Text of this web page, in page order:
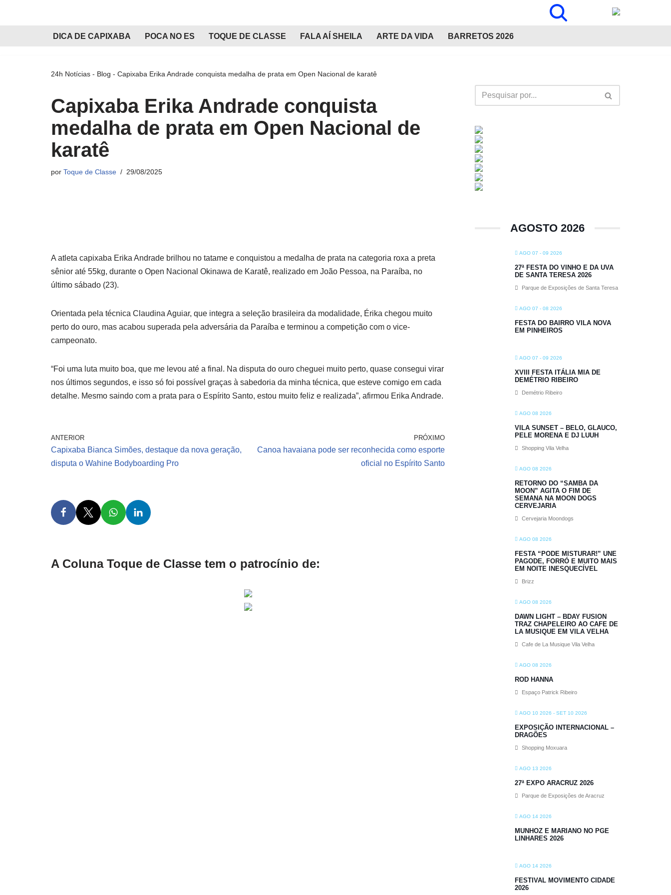
DICA DE CAPIXABA POCA NO ES TOQUE DE CLASSE FALA AÍ SHEILA ARTE DA VIDA BARRETOS 2026
24h Notícias - Blog - Capixaba Erika Andrade conquista medalha de prata em Open Nacional de karatê
Capixaba Erika Andrade conquista
medalha de prata em Open Nacional de
karatê
por Toque de Classe 29/08/2025
A atleta capixaba Erika Andrade brilhou no tatame e conquistou a medalha de prata na categoria roxa a preta
sênior até 55kg, durante o Open Nacional Okinawa de Karatê, realizado em João Pessoa, na Paraíba, no
último sábado (23).
Orientada pela técnica Claudina Aguiar, que integra a seleção brasileira da modalidade, Érika chegou muito
perto do ouro, mas acabou superada pela adversária da Paraíba e terminou a competição com o vice-
campeonato.
“Foi uma luta muito boa, que me levou até a final. Na disputa do ouro cheguei muito perto, quase consegui virar
nos últimos segundos, e isso só foi possível graças à sabedoria da minha técnica, que esteve comigo em cada
detalhe. Mesmo saindo com a prata para o Espírito Santo, estou muito feliz e realizada”, afirmou Erika Andrade.
ANTERIOR
Capixaba Bianca Simões, destaque da nova geração,
disputa o Wahine Bodyboarding Pro
PRÓXIMO
Canoa havaiana pode ser reconhecida como esporte
oficial no Espírito Santo
A Coluna Toque de Classe tem o patrocínio de:
AGOSTO 2026
AGO 07 - 09 2026
27ª FESTA DO VINHO E DA UVA
DE SANTA TERESA 2026
Parque de Exposições de Santa Teresa
AGO 07 - 08 2026
FESTA DO BAIRRO VILA NOVA
EM PINHEIROS
AGO 07 - 09 2026
XVIII FESTA ITÁLIA MIA DE
DEMÉTRIO RIBEIRO
Demétrio Ribeiro
AGO 08 2026
VILA SUNSET – BELO, GLAUCO,
PELE MORENA E DJ LUUH
Shopping Vila Velha
AGO 08 2026
RETORNO DO “SAMBA DA
MOON” AGITA O FIM DE
SEMANA NA MOON DOGS
CERVEJARIA
Cervejaria Moondogs
AGO 08 2026
FESTA “PODE MISTURAR!” UNE
PAGODE, FORRÓ E MUITO MAIS
EM NOITE INESQUECÍVEL
Brizz
AGO 08 2026
DAWN LIGHT – BDAY FUSION
TRAZ CHAPELEIRO AO CAFE DE
LA MUSIQUE EM VILA VELHA
Cafe de La Musique Vila Velha
AGO 08 2026
ROD HANNA
Espaço Patrick Ribeiro
AGO 10 2026 - SET 10 2026
EXPOSIÇÃO INTERNACIONAL –
DRAGÕES
Shopping Moxuara
AGO 13 2026
27ª EXPO ARACRUZ 2026
Parque de Exposições de Aracruz
AGO 14 2026
MUNHOZ E MARIANO NO PGE
LINHARES 2026
AGO 14 2026
FESTIVAL MOVIMENTO CIDADE
2026